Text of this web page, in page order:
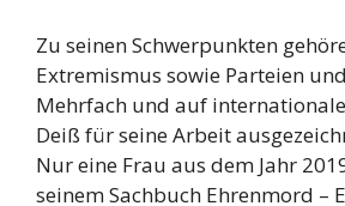
Zu seinen Schwerpunkten
Extremismus sowie Parteien
Mehrfach und auf
Deiß für seine Arbeit
Nur eine Frau aus dem Jahr
seinem Sachbuch Ehrenmord –